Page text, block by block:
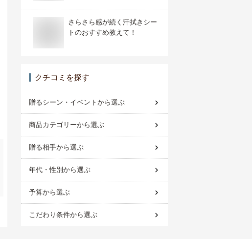
さらさら感が続く汗拭きシー
トのおすすめ教えて！
クチコミを探す
贈るシーン・イベントから選ぶ
商品カテゴリーから選ぶ
贈る相手から選ぶ
年代・性別から選ぶ
予算から選ぶ
こだわり条件から選ぶ